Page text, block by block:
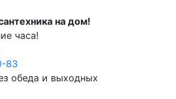
на дом!
часа!
83
обеда и выходных